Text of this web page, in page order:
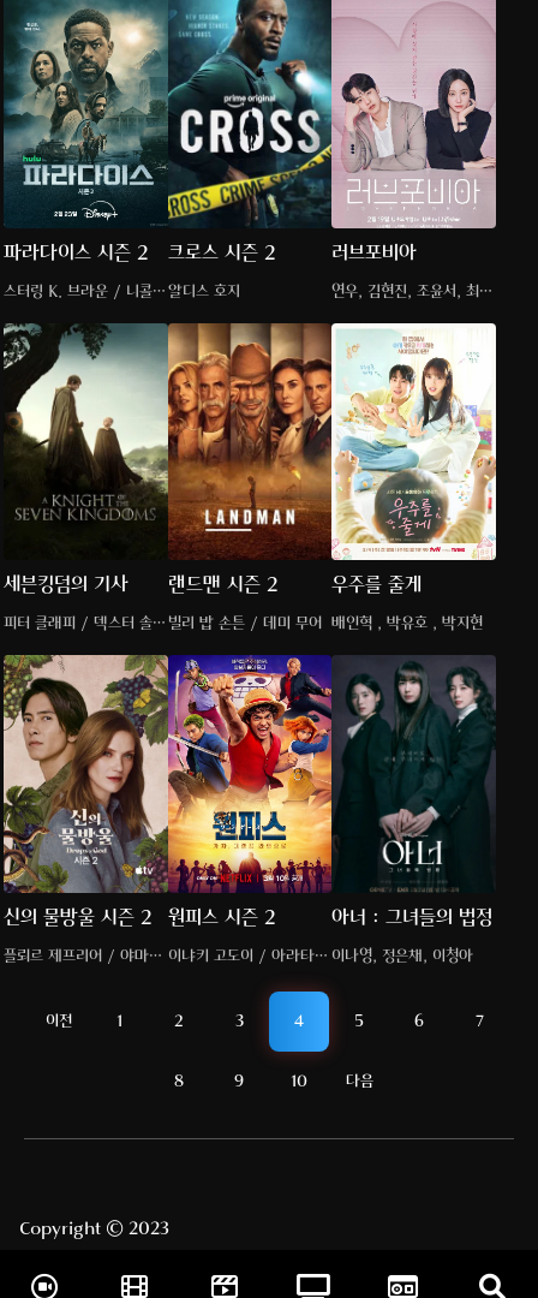
파라다이스 시즌 2
스터링 K. 브라운 / 니콜
크로스 시즌 2
알디스 호지
러브포비아
연우, 김현진, 조윤서, 최병
세븐킹덤의 기사
피터 클래피 / 덱스터 솔
랜드맨 시즌 2
빌리 밥 손튼 / 데미 무어
우주를 줄게
배인혁 , 박유호 , 박지현
신의 물방울 시즌 2
플뢰르 제프리어 / 야마시
원피스 시즌 2
이냐키 고도이 / 아라타
아너 : 그녀들의 법정
이나영, 정은채, 이청아
이전 1 2 3 4 5 6 7
8 9 10 다음
Copyright © 2023